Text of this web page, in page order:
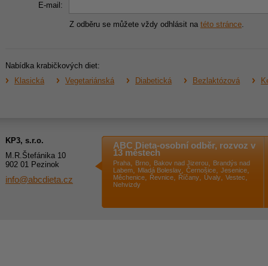
E-mail:
Z odběru se můžete vždy odhlásit na této stránce.
Nabídka krabičkových diet:
Klasická
Vegetariánská Diabetická Bezlaktózová
KP3, s.r.o.
M.R.Štefánika 10
902 01 Pezinok
info@abcdieta.cz
ABC Dieta-osobní odběr, rozvoz v
13 městech
Praha, Brno, Bakov nad Jizerou, Brandýs nad
Labem, Mladá Boleslav, Černošice, Jesenice,
Měchenice, Řevnice, Říčany, Úvaly, Vestec,
Nehvizdy